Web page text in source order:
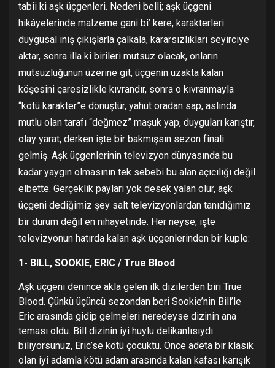
tabii ki aşk üçgenleri. Nedeni belli; aşk üçgeni
hikâyelerinde malzeme gani bi’ kere, karakterleri
duygusal iniş çıkışlarla çalkala, kararsızlıkları seyirciye
aktar, sonra illa ki birileri mutsuz olacak, onların
mutsuzluğunun üzerine git, üçgenin uzakta kalan
köşesini çaresizlikle kıvrandır, sonra o kıvranmayla
“kötü karakter”e dönüştür, yahut oradan sap, aslında
mutlu olan tarafı “değmez” maşuk yap, duyguları karıştır,
olay yarat, derken işte bir bakmışsın sezon finali
gelmiş. Aşk üçgenlerinin televizyon dünyasında bu
kadar yaygın olmasının tek sebebi bu alan açıcılığı değil
elbette. Gerçeklik payları yok desek yalan olur, aşk
üçgeni dediğimiz şey salt televizyonlardan tanıdığımız
bir durum değil en nihayetinde. Her neyse, işte
televizyonun hatırda kalan aşk üçgenlerinden bir kuple:
1- BILL, SOOKIE, ERIC / True Blood
Aşk üçgeni denince akla gelen ilk dizilerden biri True
Blood. Çünkü üçüncü sezondan beri Sookie’nin Bill’le
Eric arasında gidip gelmeleri neredeyse dizinin ana
teması oldu. Bill dizinin iyi huylu delikanlısıydı
biliyorsunuz, Eric’se kötü çocuktu. Önce adeta bir klasik
olan iyi adamla kötü adam arasında kalan kafası karışık